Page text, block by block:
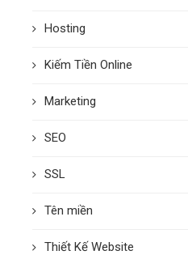
Hosting
Kiếm Tiền Online
Marketing
SEO
SSL
Tên miền
Thiết Kế Website